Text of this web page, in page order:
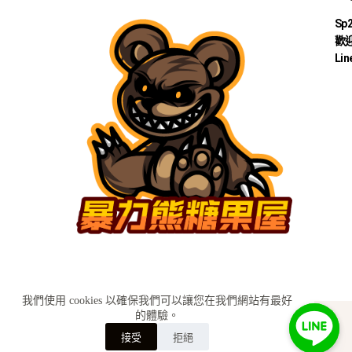
我們使用 cookies 以確保我們可以讓您在我們網站有最好
的體驗。
接受 拒絕
歡
KH糖果小舖│Sp2s思博瑞 ilia哩啞 relx悅刻 Sp2s糖果
lana糖果BY